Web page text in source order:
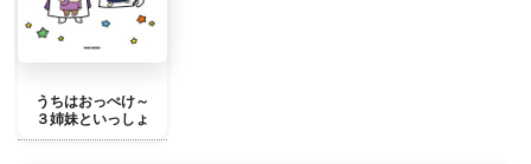
うちはおっぺけ～
３姉妹といっしょ